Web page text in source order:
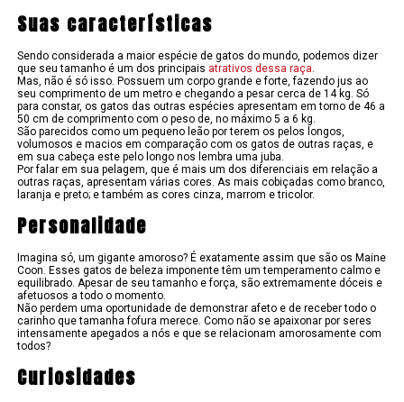
Suas características
Sendo considerada a maior espécie de gatos do mundo, podemos dizer
que seu tamanho é um dos principais atrativos dessa raça.
Mas, não é só isso. Possuem um corpo grande e forte, fazendo jus ao
seu comprimento de um metro e chegando a pesar cerca de 14 kg. Só
para constar, os gatos das outras espécies apresentam em torno de 46 a
50 cm de comprimento com o peso de, no máximo 5 a 6 kg.
São parecidos como um pequeno leão por terem os pelos longos,
volumosos e macios em comparação com os gatos de outras raças, e
em sua cabeça este pelo longo nos lembra uma juba.
Por falar em sua pelagem, que é mais um dos diferenciais em relação a
outras raças, apresentam várias cores. As mais cobiçadas como branco,
laranja e preto; e também as cores cinza, marrom e tricolor.
Personalidade
Imagina só, um gigante amoroso? É exatamente assim que são os Maine
Coon. Esses gatos de beleza imponente têm um temperamento calmo e
equilibrado. Apesar de seu tamanho e força, são extremamente dóceis e
afetuosos a todo o momento.
Não perdem uma oportunidade de demonstrar afeto e de receber todo o
carinho que tamanha fofura merece. Como não se apaixonar por seres
intensamente apegados a nós e que se relacionam amorosamente com
todos?
Curiosidades